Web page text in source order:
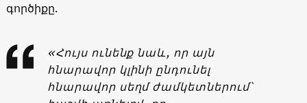
գործիքը.
«Հույս ունենք նաև, որ այն
հնարավոր կլինի ընդունել
հնարավոր սեղմ ժամկետներում՝